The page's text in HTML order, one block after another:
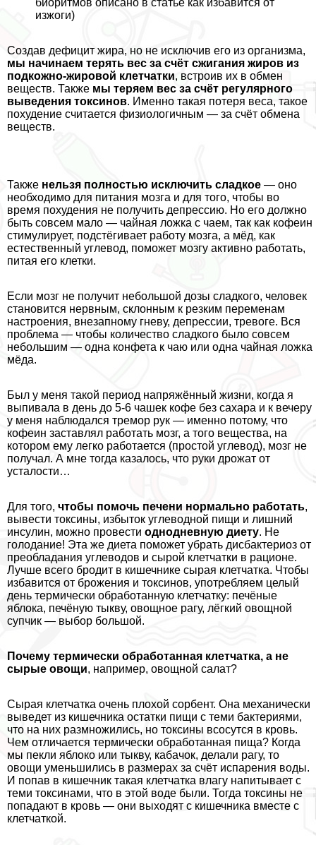
изжоги)
Создав дефицит жира, но не исключив его из организма,
мы начинаем терять вес за счёт сжигания жиров из
подкожно-жировой клетчатки, встроив их в обмен
веществ. Также мы теряем вес за счёт регулярного
выведения токсинов. Именно такая потеря веса, такое
похудение считается физиологичным — за счёт обмена
веществ.
Также нельзя полностью исключить сладкое — оно
необходимо для питания мозга и для того, чтобы во
время похудения не получить депрессию. Но его должно
быть совсем мало — чайная ложка с чаем, так как кофеин
стимулирует, подстёгивает работу мозга, а мёд, как
естественный углевод, поможет мозгу активно работать,
питая его клетки.
Если мозг не получит небольшой дозы сладкого, человек
становится нервным, склонным к резким переменам
настроения, внезапному гневу, депрессии, тревоге. Вся
проблема — чтобы количество сладкого было совсем
небольшим — одна конфета к чаю или одна чайная ложка
мёда.
Был у меня такой период напряжённый жизни, когда я
выпивала в день до 5-6 чашек кофе без сахара и к вечеру
у меня наблюдался тремор рук — именно потому, что
кофеин заставлял работать мозг, а того вещества, на
котором ему легко работается (простой углевод), мозг не
получал. А мне тогда казалось, что руки дрожат от
усталости…
Для того, чтобы помочь печени нормально работать,
вывести токсины, избыток углеводной пищи и лишний
инсулин, можно провести однодневную диету. Не
голодание! Эта же диета поможет убрать дисбактериоз от
преобладания углеводов и сырой клетчатки в рационе.
Лучше всего бродит в кишечнике сырая клетчатка. Чтобы
избавится от брожения и токсинов, употрeбляем целый
день термически обработанную клетчатку: печёные
яблока, печёную тыкву, овощное рагу, лёгкий овощной
супчик — выбор большой.
Почему термически обработанная клетчатка, а не
сырые овощи, например, овощной салат?
Сырая клетчатка очень плохой сорбент. Она механически
выведет из кишечника остатки пищи с теми бактериями,
что на них размножились, но токсины всосутся в кровь.
Чем отличается термически обработанная пища? Когда
мы пекли яблоко или тыкву, кабачок, делали рагу, то
овощи уменьшились в размерах за счёт испарения воды.
И попав в кишечник такая клетчатка влагу напитывает с
теми токсинами, что в этой воде были. Тогда токсины не
попадают в кровь — они выходят с кишечника вместе с
клетчаткой.